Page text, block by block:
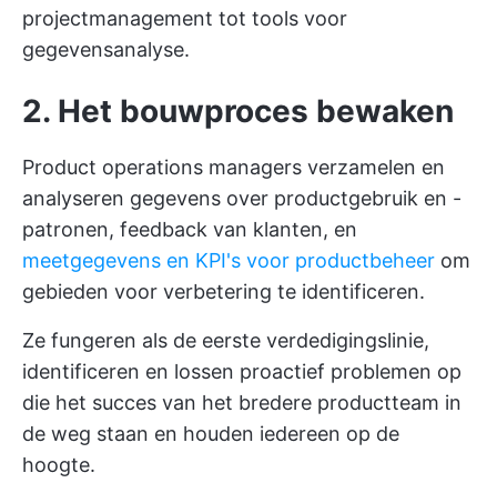
projectmanagement tot tools voor
gegevensanalyse.
2. Het bouwproces bewaken
Product operations managers verzamelen en
analyseren gegevens over productgebruik en -
patronen, feedback van klanten, en
meetgegevens en KPI's voor productbeheer om
gebieden voor verbetering te identificeren.
Ze fungeren als de eerste verdedigingslinie,
identificeren en lossen proactief problemen op
die het succes van het bredere productteam in
de weg staan en houden iedereen op de
hoogte.